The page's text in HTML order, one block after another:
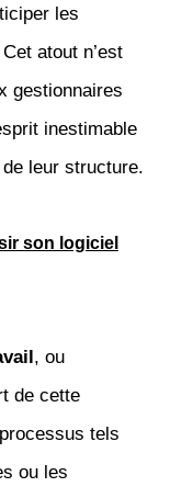
les
atout n’est
gestionnaires
inestimable
leur structure.
son logiciel
, ou
de cette
tels
ou les